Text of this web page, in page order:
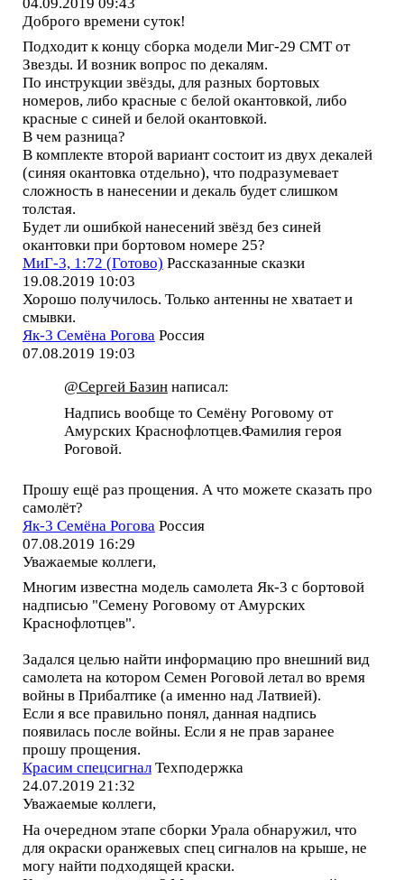
Доброго времени суток!
Подходит к концу сборка модели Миг-29 СМТ от
Звезды. И возник вопрос по декалям.
По инструкции звёзды, для разных бортовых
номеров, либо красные с белой окантовкой, либо
красные с синей и белой окантовкой.
В чем разница?
В комплекте второй вариант состоит из двух декалей
(синяя окантовка отдельно), что подразумевает
сложность в нанесении и декаль будет слишком
толстая.
Будет ли ошибкой нанесений звёзд без синей
окантовки при бортовом номере 25?
МиГ-3, 1:72 (Готово) Рассказанные сказки
19.08.2019 10:03
Хорошо получилось. Только антенны не хватает и
смывки.
Як-3 Семёна Рогова Россия
07.08.2019 19:03
@Сергей Базиннаписал:
Надпись вообще то Семёну Роговому от
Амурских Краснофлотцев.Фамилия героя
Роговой.
Прошу ещё раз прощения. А что можете сказать про
самолёт?
Як-3 Семёна Рогова Россия
07.08.2019 16:29
Уважаемые коллеги,
Многим известна модель самолета Як-3 с бортовой
надписью "Семену Роговому от Амурских
Краснофлотцев".
Задался целью найти информацию про внешний вид
самолета на котором Семен Роговой летал во время
войны в Прибалтике (а именно над Латвией).
Если я все правильно понял, данная надпись
появилась после войны. Если я не прав заранее
прошу прощения.
Красим спецсигнал Техподержка
24.07.2019 21:32
Уважаемые коллеги,
На очередном этапе сборки Урала обнаружил, что
для окраски оранжевых спец сигналов на крыше, не
могу найти подходящей краски.